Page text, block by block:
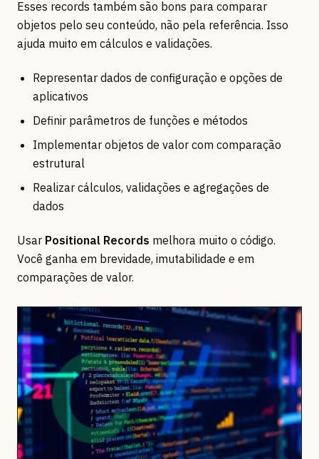
Esses records também são bons para comparar
objetos pelo seu conteúdo, não pela referência. Isso
ajuda muito em cálculos e validações.
Representar dados de configuração e opções de
aplicativos
Definir parâmetros de funções e métodos
Implementar objetos de valor com comparação
estrutural
Realizar cálculos, validações e agregações de
dados
Usar Positional Records melhora muito o código.
Você ganha em brevidade, imutabilidade e em
comparações de valor.